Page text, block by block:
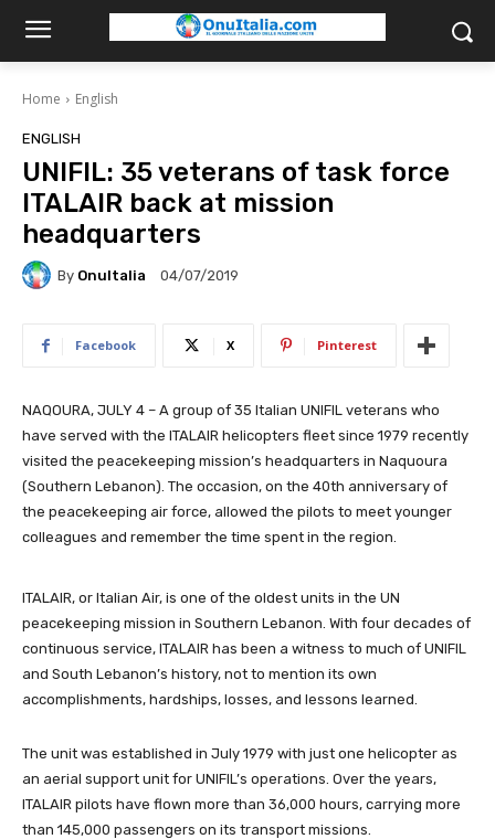
Home English
ENGLISH
UNIFIL: 35 veterans of task force
ITALAIR back at mission
headquarters
By OnuItalia 04/07/2019
Facebook X Pinterest
NAQOURA, JULY 4 – A group of 35 Italian UNIFIL veterans who
have served with the ITALAIR helicopters fleet since 1979 recently
visited the peacekeeping mission’s headquarters in Naquoura
(Southern Lebanon). The occasion, on the 40th anniversary of
the peacekeeping air force, allowed the pilots to meet younger
colleagues and remember the time spent in the region.
ITALAIR, or Italian Air, is one of the oldest units in the UN
peacekeeping mission in Southern Lebanon. With four decades of
continuous service, ITALAIR has been a witness to much of UNIFIL
and South Lebanon’s history, not to mention its own
accomplishments, hardships, losses, and lessons learned.
The unit was established in July 1979 with just one helicopter as
an aerial support unit for UNIFIL’s operations. Over the years,
ITALAIR pilots have flown more than 36,000 hours, carrying more
than 145,000 passengers on its transport missions.